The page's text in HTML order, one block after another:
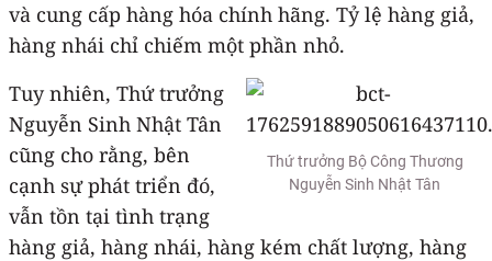
và cung cấp hàng hóa chính hãng. Tỷ lệ hàng giả,
hàng nhái chỉ chiếm một phần nhỏ.
Thứ trưởng Bộ Công Thương
Nguyễn Sinh Nhật Tân
Tuy nhiên, Thứ trưởng
Nguyễn Sinh Nhật Tân
cũng cho rằng, bên
cạnh sự phát triển đó,
vẫn tồn tại tình trạng
hàng giả, hàng nhái, hàng kém chất lượng, hàng